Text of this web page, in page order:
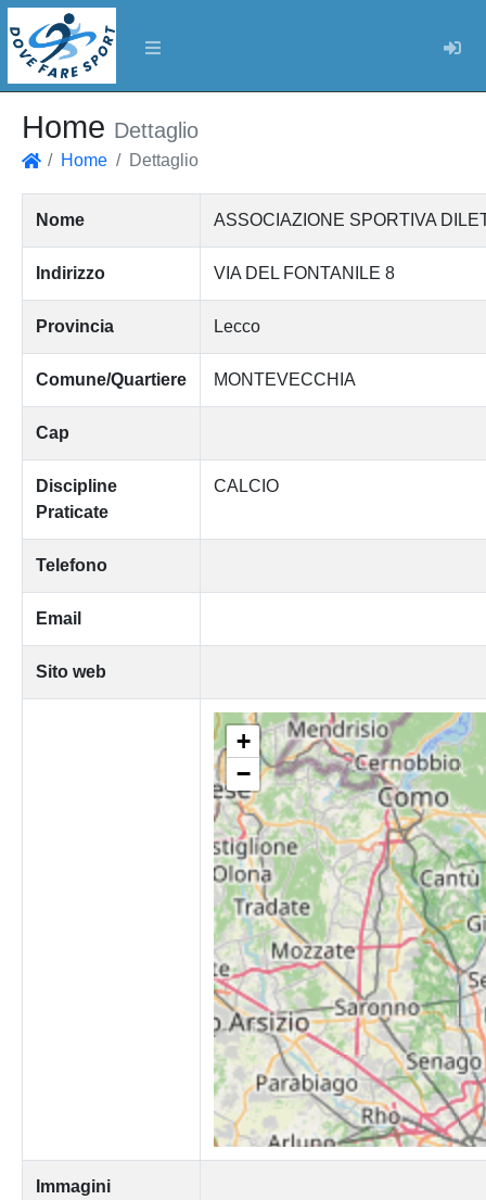
Home Dettaglio
Home Dettaglio
Nome ASSOCIAZIONE SPORTIVA
Indirizzo VIA DEL FONTANILE 8
Provincia Lecco
Comune/Quartiere MONTEVECCHIA
Cap
Discipline
Praticate
CALCIO
Telefono
Email
Sito web
+
−
Immagini